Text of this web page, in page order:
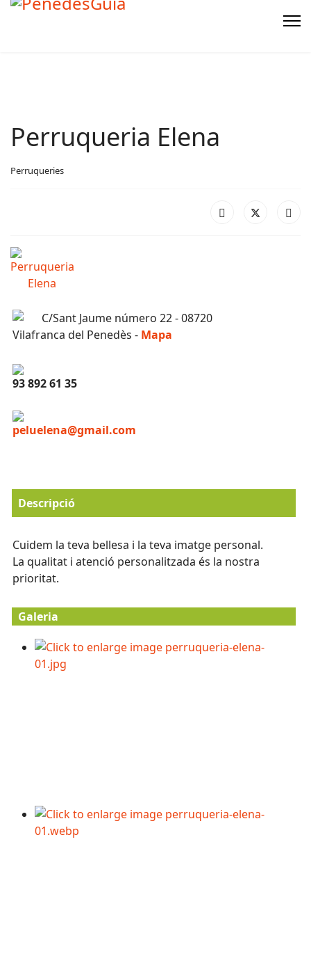
Perruqueria Elena
Perruqueries
C/Sant Jaume número 22 - 08720
Vilafranca del Penedès - Mapa
93 892 61 35
peluelena@gmail.com
Descripció
Cuidem la teva bellesa i la teva imatge personal.
La qualitat i atenció personalitzada és la nostra
prioritat.
Galeria